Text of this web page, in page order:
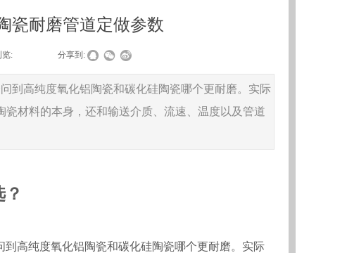
瓷耐磨管道定做参数
览: 分享到:
到高纯度氧化铝陶瓷和碳化硅陶瓷哪个更耐磨。实际
瓷材料的本身，还和输送介质、流速、温度以及管道
高纯度氧化铝陶瓷和碳化硅陶瓷哪个更耐磨。实际